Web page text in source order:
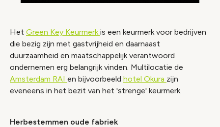
Het Green Key Keurmerkis een keurmerk voor bedrijven
die bezig zijn met gastvrijheid en daarnaast
duurzaamheid en maatschappelijk verantwoord
ondernemen erg belangrijk vinden. Multilocatie de
Amsterdam RAI en bijvoorbeeld hotel Okura zijn
eveneens in het bezit van het 'strenge' keurmerk.
Herbestemmen oude fabriek